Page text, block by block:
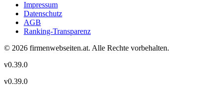
Impressum
Datenschutz
AGB
Ranking-Transparenz
© 2026 firmenwebseiten.at. Alle Rechte vorbehalten.
v0.39.0
v0.39.0